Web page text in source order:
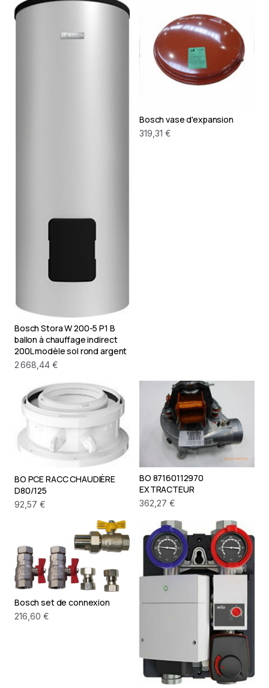
Bosch Stora W 200-5 P1 B
ballon à chauffage indirect
200L modèle sol rond argent
2 668,44 €
Bosch vase d'expansion
319,31 €
BO PCE RACC CHAUDIÈRE
D80/125
92,57 €
BO 87160112970
EXTRACTEUR
362,27 €
Bosch set de connexion
216,60 €